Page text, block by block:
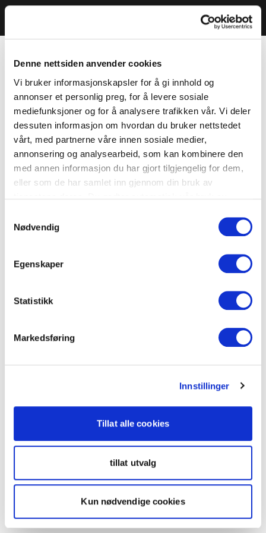
Denne nettsiden anvender cookies
Vi bruker informasjonskapsler for å gi innhold og
annonser et personlig preg, for å levere sosiale
mediefunksjoner og for å analysere trafikken vår. Vi deler
dessuten informasjon om hvordan du bruker nettstedet
vårt, med partnerne våre innen sosiale medier,
annonsering og analysearbeid, som kan kombinere den
med annen informasjon du har gjort tilgjengelig for dem,
eller som de har samlet inn gjennom din bruk av
Nødvendig
Egenskaper
Statistikk
Markedsføring
Innstillinger
Tillat alle cookies
tillat utvalg
Kun nødvendige cookies